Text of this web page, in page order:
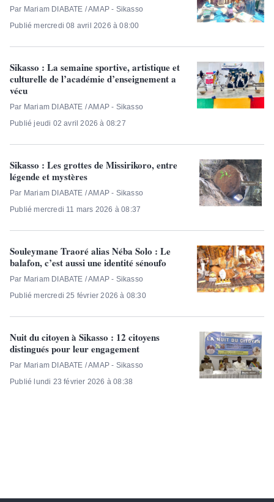
Par Mariam DIABATE / AMAP - Sikasso
Publié mercredi 08 avril 2026 à 08:00
Sikasso : La semaine sportive, artistique et
culturelle de l’académie d’enseignement a
vécu
Par Mariam DIABATE / AMAP - Sikasso
Publié jeudi 02 avril 2026 à 08:27
Sikasso : Les grottes de Missirikoro, entre
légende et mystères
Par Mariam DIABATE / AMAP - Sikasso
Publié mercredi 11 mars 2026 à 08:37
Souleymane Traoré alias Néba Solo : Le
balafon, c’est aussi une identité sénoufo
Par Mariam DIABATE / AMAP - Sikasso
Publié mercredi 25 février 2026 à 08:30
Nuit du citoyen à Sikasso : 12 citoyens
distingués pour leur engagement
Par Mariam DIABATE / AMAP - Sikasso
Publié lundi 23 février 2026 à 08:38